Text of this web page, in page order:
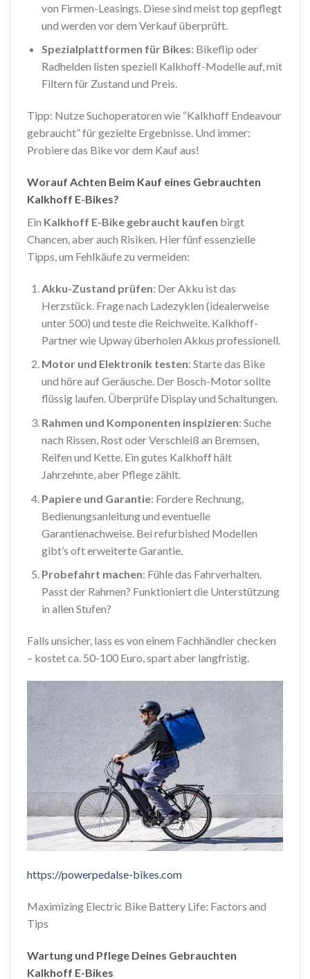
von Firmen-Leasings. Diese sind meist top gepflegt
und werden vor dem Verkauf überprüft.
Spezialplattformen für Bikes: Bikeflip oder
Radhelden listen speziell Kalkhoff-Modelle auf, mit
Filtern für Zustand und Preis.
Tipp: Nutze Suchoperatoren wie “Kalkhoff Endeavour
gebraucht” für gezielte Ergebnisse. Und immer:
Probiere das Bike vor dem Kauf aus!
Worauf Achten Beim Kauf eines Gebrauchten
Kalkhoff E-Bikes?
Ein Kalkhoff E-Bike gebraucht kaufen birgt
Chancen, aber auch Risiken. Hier fünf essenzielle
Tipps, um Fehlkäufe zu vermeiden:
Akku-Zustand prüfen: Der Akku ist das
Herzstück. Frage nach Ladezyklen (idealerweise
unter 500) und teste die Reichweite. Kalkhoff-
Partner wie Upway überholen Akkus professionell.
Motor und Elektronik testen: Starte das Bike
und höre auf Geräusche. Der Bosch-Motor sollte
flüssig laufen. Überprüfe Display und Schaltungen.
Rahmen und Komponenten inspizieren: Suche
nach Rissen, Rost oder Verschleiß an Bremsen,
Reifen und Kette. Ein gutes Kalkhoff hält
Jahrzehnte, aber Pflege zählt.
Papiere und Garantie: Fordere Rechnung,
Bedienungsanleitung und eventuelle
Garantienachweise. Bei refurbished Modellen
gibt’s oft erweiterte Garantie.
Probefahrt machen: Fühle das Fahrverhalten.
Passt der Rahmen? Funktioniert die Unterstützung
in allen Stufen?
Falls unsicher, lass es von einem Fachhändler checken
– kostet ca. 50-100 Euro, spart aber langfristig.
https://powerpedalse-bikes.com
Maximizing Electric Bike Battery Life: Factors and
Tips
Wartung und Pflege Deines Gebrauchten
Kalkhoff E-Bikes